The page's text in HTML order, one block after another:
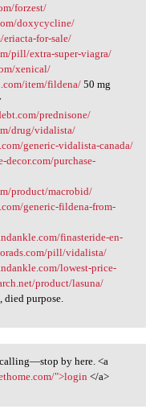
forzest/
doxycycline/
for-sale/
pill/extra-super-viagra/
xenical/
item/fildena/50 mg
prednisone/
drug/vidalista/
generic-vidalista-canada/
decor.com/purchase-
product/macrobid/
generic-fildena-from-
finasteride-en-
pill/vidalista/
lowest-price-
product/lasuna/
purpose.
is calling
by here. <a
">login </a>